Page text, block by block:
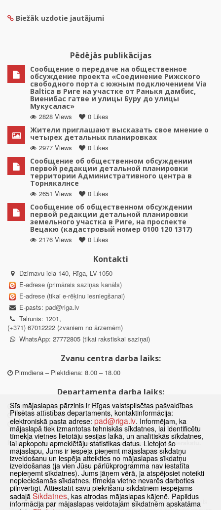
Biežāk uzdotie jautājumi
Pēdējās publikācijas
Сообщение о передаче на общественное
обсуждение проекта «Соединение Рижского
свободного порта с южным подключением Via
Baltica в Риге на участке от Ранькя дамбис,
Виенибас гатве и улицы Буру до улицы
Мукусалас»
2828 Views
0 Likes
Жители приглашают высказать свое мнение о
четырех детальных планировках
2977 Views
0 Likes
Сообщение об общественном обсуждении
первой редакции детальной планировки
территории Административного центра в
Торнякалнсе
2651 Views
0 Likes
Сообщение об общественном обсуждении
первой редакции детальной планировки
земельного участка в Риге, на проспекте
Вецакю (кадастровый номер 0100 120 1317)
2176 Views
0 Likes
Kontakti
Dzirnavu iela 140, Rīga, LV-1050
E-adrese (primārais saziņas kanāls)
E-adrese (tikai e-rēķinu iesniegšanai)
E-pasts: pad@riga.lv
Tālrunis: 1201,
(+371) 67012222 (zvaniem no ārzemēm)
WhatsApp: 27772805 (tikai rakstiskai saziņai)
Zvanu centra darba laiks:
Pirmdiena – Piektdiena: 8.00 – 18.00
Departamenta darba laiks:
Pirmdiena, Ceturtdiena: 8.30 – 18.00
Otrdiena, Trešdiena: 8.30 – 17.00
Piektdiena: 8.30 – 15.00
Klātienes konsultācijas pieejamas tikai ar iepriekšēju pierakstu.
Sākums Jaunumi Biežāk uzdotie jautājumi
Lapas karte
Sīkdatnes
Kontakti
© 2021 Rīgas valstspilsētas pašvaldības Pilsētas attīstības departaments.
Šīs mājaslapas pārzinis ir Rīgas valstspilsētas pašvaldības
Pilsētas attīstības departaments, kontaktinformācija:
elektroniskā pasta adrese: pad@riga.lv. Informējam, ka
mājaslapā tiek izmantotas tehniskās sīkdatnes, lai identificētu
tīmekļa vietnes lietotāju sesijas laikā, un analītiskās sīkdatnes,
lai apkopotu apmeklētāju statistikas datus. Lietojot šo
mājaslapu, Jums ir iespēja pieņemt mājaslapas sīkdatņu
izveidošanu un iespēja atteikties no mājaslapas sīkdatņu
izveidošanas (ja vien Jūsu pārlūkprogramma nav iestatīta
nepieņemt sīkdatnes). Jums jāņem vērā, ja atspējosiet noteikti
nepieciešamās sīkdatnes, tīmekļa vietne nevarēs darboties
pilnvērtīgi. Attiestatīt savu piekrišanu sīkdatnēm iespējams
sadaļā Sīkdatnes, kas atrodas mājaslapas kājenē. Papildus
informācija par mājaslapas veidotajām sīkdatnēm apskatāma